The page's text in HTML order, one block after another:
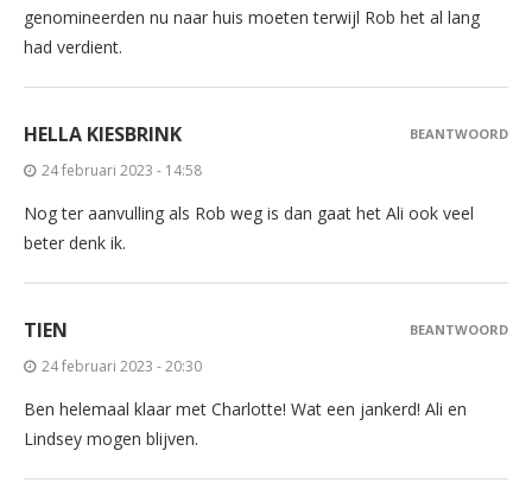
genomineerden nu naar huis moeten terwijl Rob het al lang
had verdient.
HELLA KIESBRINK
24 februari 2023 - 14:58
Nog ter aanvulling als Rob weg is dan gaat het Ali ook veel
beter denk ik.
BEANTWOORD
TIEN
24 februari 2023 - 20:30
Ben helemaal klaar met Charlotte! Wat een jankerd! Ali en
Lindsey mogen blijven.
BEANTWOORD